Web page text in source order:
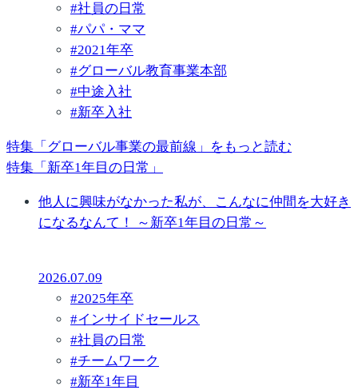
#社員の日常
#パパ・ママ
#2021年卒
#グローバル教育事業本部
#中途入社
#新卒入社
特集「グローバル事業の最前線」をもっと読む
特集「新卒1年目の日常」
他人に興味がなかった私が、こんなに仲間を大好き
になるなんて！ ～新卒1年目の日常～
2026.07.09
#2025年卒
#インサイドセールス
#社員の日常
#チームワーク
#新卒1年目